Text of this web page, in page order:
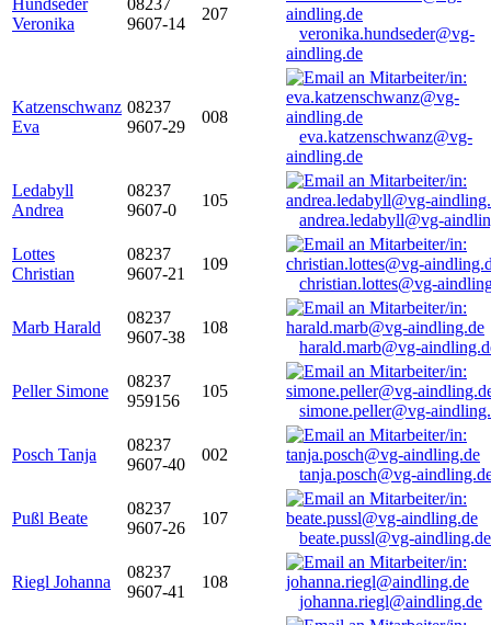
Hundseder
Veronika
08237
9607-14
207
veronika.hundseder@vg-
aindling.de
Katzenschwanz
Eva
08237
9607-29
008
eva.katzenschwanz@vg-
aindling.de
Ledabyll
Andrea
08237
9607-0
105
andrea.ledabyll@vg-
Lottes
Christian
08237
9607-21
109
christian.lottes@vg-
Marb Harald
08237
9607-38
108
harald.marb@vg-
Peller Simone
08237
959156
105
simone.peller@vg-
Posch Tanja
08237
9607-40
002
tanja.posch@vg-
Pußl Beate
08237
9607-26
107
beate.pussl@vg-aindling.de
Riegl Johanna
08237
9607-41
108
johanna.riegl@aindling.de